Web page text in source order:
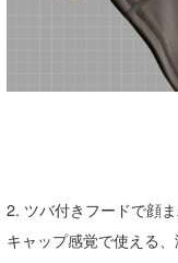
2. ツバ付きフードで顔
キャップ感覚で使える
NOBUFUKU
大野”MAR”修聖
MIN